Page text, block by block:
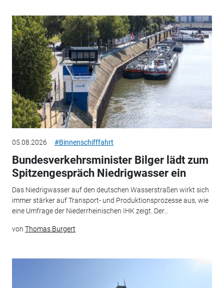
05.08.2026 #Binnenschifffahrt
Bundesverkehrsminister Bilger lädt zum
Spitzengespräch Niedrigwasser ein
Das Niedrigwasser auf den deutschen Wasserstraßen wirkt sich
immer stärker auf Transport- und Produktionsprozesse aus, wie
eine Umfrage der Niederrheinischen IHK zeigt. Der...
von Thomas Burgert